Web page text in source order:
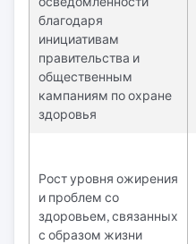
благодаря
инициативам
правительства и
общественным
кампаниям по охране
здоровья
Рост уровня ожирения
и проблем со
здоровьем, связанных
с образом жизни